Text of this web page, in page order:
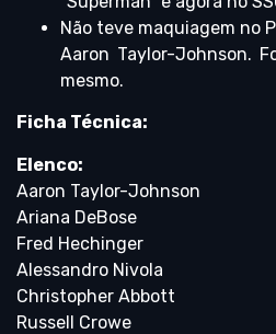
Não teve maquiagem no
Aaron Taylor-Johnson.
mesmo.
Ficha Técnica:
Elenco:
Aaron Taylor-Johnson
Ariana DeBose
Fred Hechinger
Alessandro Nivola
Christopher Abbott
Russell Crowe